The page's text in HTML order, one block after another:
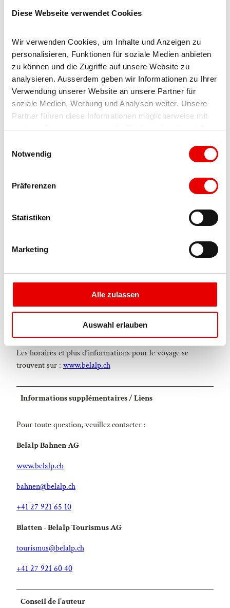
Diese Webseite verwendet Cookies
Wir verwenden Cookies, um Inhalte und Anzeigen zu
personalisieren, Funktionen für soziale Medien anbieten
zu können und die Zugriffe auf unsere Website zu
analysieren. Ausserdem geben wir Informationen zu Ihrer
Verwendung unserer Website an unsere Partner für
soziale Medien, Werbung und Analysen weiter. Unsere
Partner führen diese Informationen möglicherweise mit
weiteren Daten zusammen, die Sie ihnen bereitgestellt
gesammelt haben.
Notwendig
Präferenzen
Statistiken
Marketing
Alle zulassen
Auswahl erlauben
Ulrichen – Brig
Depuis l’Italie (Aoste, tunnel du Mont-Blanc) :Aoste -
tunnel du Grand Saint Bernard (en été via le col) - Martigny
: autoroute A9 - Sierre : route principale Sierre – Brig
Ou via Domodossola – col du Simplon – Brig
Blatten bei Naters
avec le téléphérique à la Belalp sans voiture.
www.belalp.ch
Blatten bei Naters est accessible depuis Brig ou Naters par
les transports publicswww.sbb.ch.
Les horaires et plus d’informations pour le voyage se
trouvent sur : www.belalp.ch
Informations supplémentaires / Liens
Pour toute question, veuillez contacter :
Belalp Bahnen AG
www.belalp.ch
bahnen@belalp.ch
+41 27 921 65 10
Blatten - Belalp Tourismus AG
tourismus@belalp.ch
+41 27 921 60 40
Conseil de l'auteur